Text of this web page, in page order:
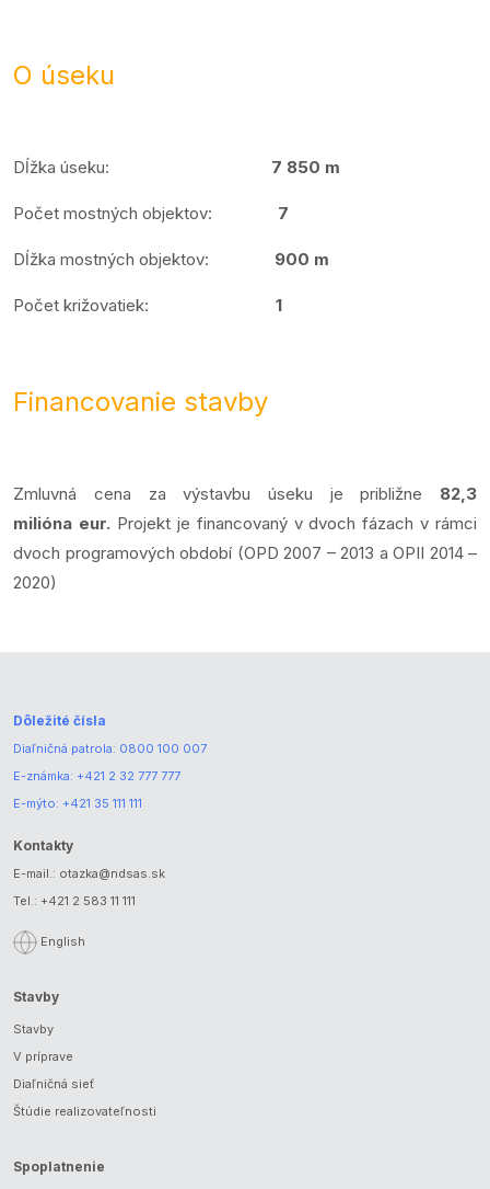
O úseku
Dĺžka úseku: 7 850 m
Počet mostných objektov: 7
Dĺžka mostných objektov: 900 m
Počet križovatiek:1
Financovanie stavby
Zmluvná cena za výstavbu úseku je približne 82,3
milióna eur. Projekt je financovaný v dvoch fázach v rámci
dvoch programových období (OPD 2007 – 2013 a OPII 2014 –
2020)
Dôležité čísla
Diaľničná patrola: 0800 100 007
E-známka: +421 2 32 777 777
E-mýto: +421 35 111 111
Kontakty
E-mail.: otazka@ndsas.sk
Tel.: +421 2 583 11 111
English
Stavby
Stavby
V príprave
Diaľničná sieť
Štúdie realizovateľnosti
Spoplatnenie